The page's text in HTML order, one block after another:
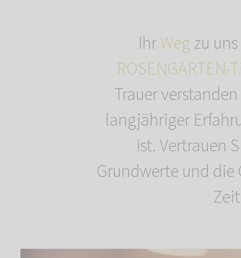
IhrWegzu
Trauer
langjähriger
ist. Vertrauen
Grundwerte und die